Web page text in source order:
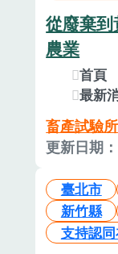
從廢棄
農業
首頁
最新
畜產試驗所
更新日期
臺北市
新竹縣
支持認